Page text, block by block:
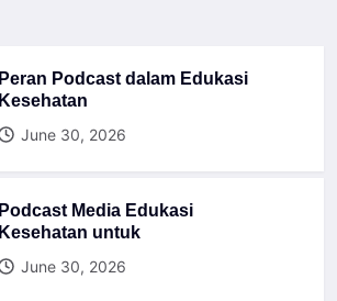
Peran Podcast dalam Edukasi
Kesehatan
June 30, 2026
Podcast Media Edukasi
Kesehatan untuk
June 30, 2026